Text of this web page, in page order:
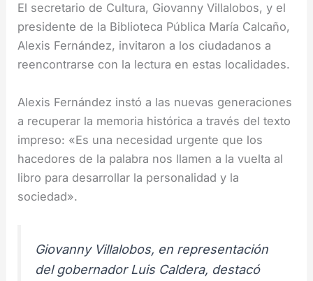
El secretario de Cultura, Giovanny Villalobos, y el
presidente de la Biblioteca Pública María Calcaño,
Alexis Fernández, invitaron a los ciudadanos a
reencontrarse con la lectura en estas localidades.
Alexis Fernández instó a las nuevas generaciones
a recuperar la memoria histórica a través del texto
impreso: «Es una necesidad urgente que los
hacedores de la palabra nos llamen a la vuelta al
libro para desarrollar la personalidad y la
sociedad».
Giovanny Villalobos, en representación
del gobernador Luis Caldera, destacó